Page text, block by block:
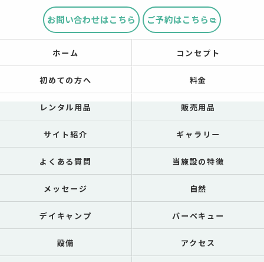
お問い合わせはこちら ご予約はこちら
ホーム コンセプト
初めての方へ 料金
レンタル用品 販売用品
サイト紹介 ギャラリー
よくある質問 当施設の特徴
メッセージ 自然
デイキャンプ バーベキュー
設備 アクセス